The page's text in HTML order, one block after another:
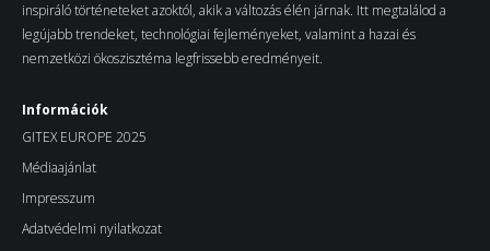
inspiráló történeteket azoktól, akik a változás élén járnak. Itt megtalálod a
legújabb trendeket, technológiai fejleményeket, valamint a hazai és
nemzetközi ökoszisztéma legfrissebb eredményeit.
Információk
GITEX EUROPE 2025
Médiaajánlat
Impresszum
Adatvédelmi nyilatkozat